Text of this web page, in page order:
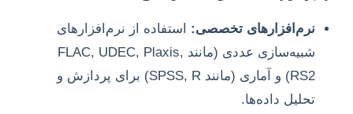
نرم‌افزارهای تخصصی: استفاده از نرم‌افزارهای
شبیه‌سازی عددی (مانند FLAC, UDEC, Plaxis,
RS2) و آماری (مانند SPSS, R) برای پردازش و
تحلیل داده‌ها.